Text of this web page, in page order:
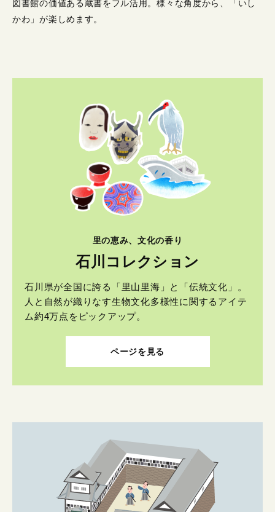
図書館の価値ある蔵書をフル活用。様々な角度から、「いし
かわ」が楽しめます。
里の恵み、文化の香り
石川コレクション
石川県が全国に誇る「里山里海」と「伝統文化」。
人と自然が織りなす生物文化多様性に関するアイテ
ム約4万点をピックアップ。
ページを見る